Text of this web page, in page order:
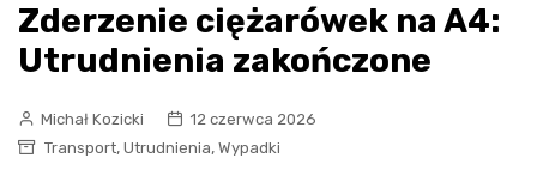
Zderzenie ciężarówek na A4:
Utrudnienia zakończone
Michał Kozicki
12 czerwca 2026
Transport, Utrudnienia, Wypadki